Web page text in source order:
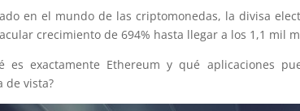
en el mundo de las criptomonedas, la divisa
crecimiento de 694% hasta llegar a los 1,1 mil
es exactamente Ethereum y qué aplicaciones
de vista?